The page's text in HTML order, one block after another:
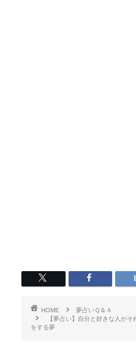
HOME
夢占いＱ＆Ａ
【夢占い】自分と好きな人が
をする夢